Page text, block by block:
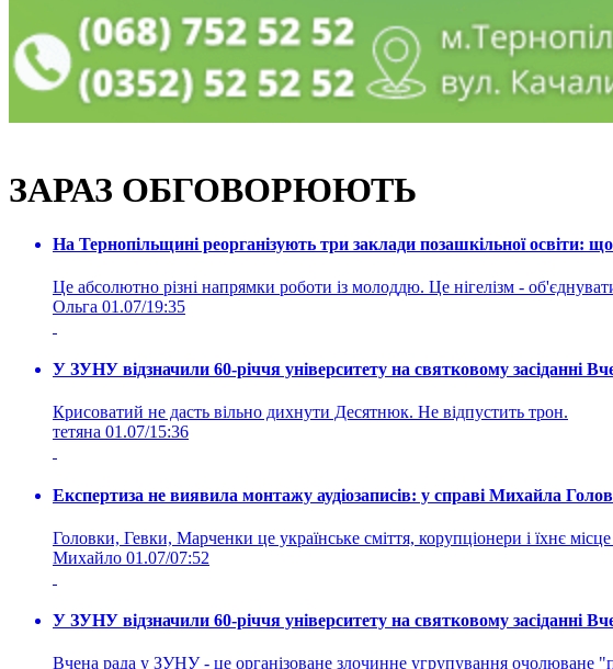
ЗАРАЗ ОБГОВОРЮЮТЬ
На Тернопільщині реорганізують три заклади позашкільної освіти:
Це абсолютно різні напрямки роботи із молоддю. Це нігелізм -
Ольга 01.07/19:35
У ЗУНУ відзначили 60-річчя університету на святковому засіданні
Крисоватий не дасть вільно дихнути Десятнюк. Не відпустить трон.
тетяна 01.07/15:36
Експертиза не виявила монтажу аудіозаписів: у справі Михайла
Головки, Гевки, Марченки це українське сміття, корупціонери і їхнє
Михайло 01.07/07:52
У ЗУНУ відзначили 60-річчя університету на святковому засіданні
Вчена рада у ЗУНУ - це організоване злочинне угрупування